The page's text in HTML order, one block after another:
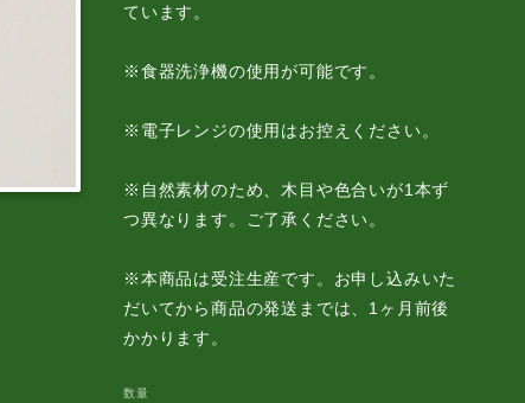
ています。
※食器洗浄機の使用が可能です。
※電子レンジの使用はお控えください。
※自然素材のため、木目や色合いが1本ず
つ異なります。ご了承ください。
※本商品は受注生産です。お申し込みいた
だいてから商品の発送までは、1ヶ月前後
かかります。
数量